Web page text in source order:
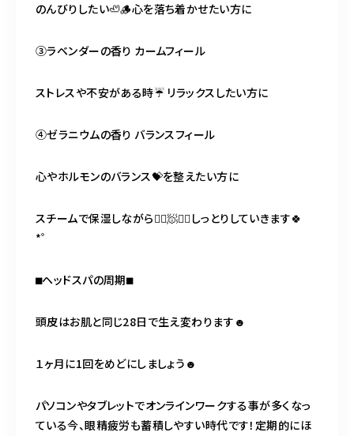
のんびりしたい🦥🪵心を落ち着かせたい方に
③ラベンダーの香り カームフィール
ストレスや不安がある時☔️ リラックスしたい方に
④ゼラニウムの香り バランスフィール
心やホルモンのバランス💝を整えたい方に
スチームで保湿しながら🧖‍♀️🧖🧖‍♂️しっとりしていきます🍀
*゜
⬛︎ヘッドスパの周期⬛︎
頭皮はお肌と同じ28日で生え変わります☻
１ヶ月に1回をめどにしましょう☻
パソコンやタブレットでオンラインワークする事が多くなっ
ている今、眼精疲労も蓄積しやすい時代です！定期的にほ